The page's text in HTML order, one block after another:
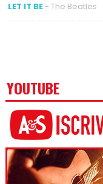
LET IT BE- The Beatles
YOUTUBE